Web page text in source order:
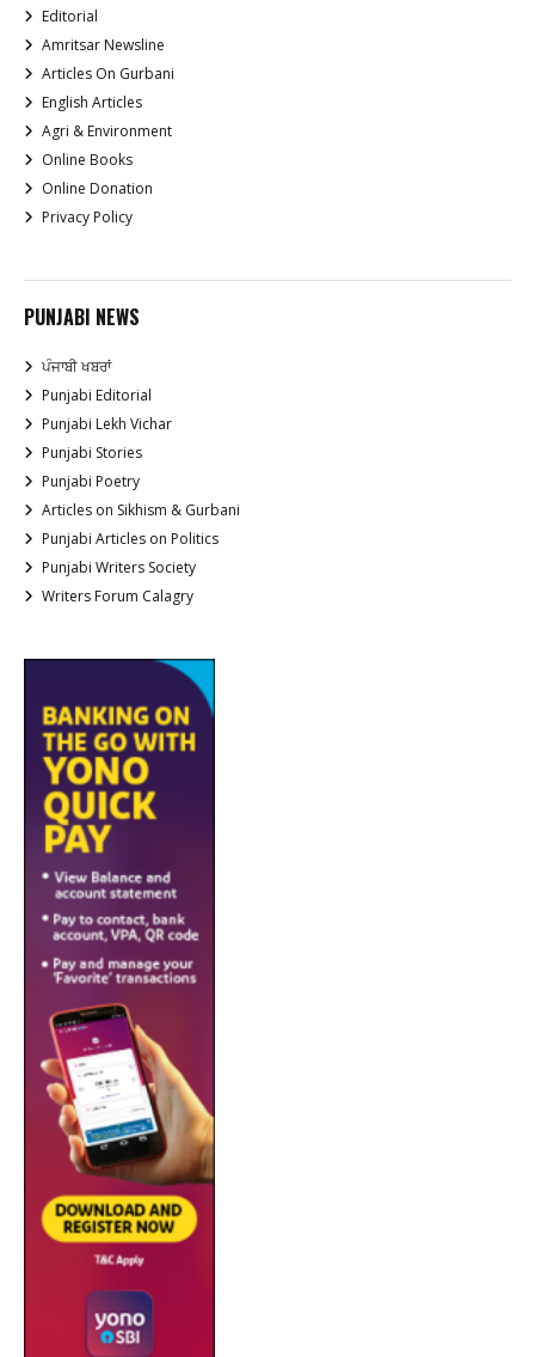
Editorial
Amritsar Newsline
Articles On Gurbani
English Articles
Agri & Environment
Online Books
Online Donation
Privacy Policy
PUNJABI NEWS
ਪੰਜਾਬੀ ਖਬਰਾਂ
Punjabi Editorial
Punjabi Lekh Vichar
Punjabi Stories
Punjabi Poetry
Articles on Sikhism & Gurbani
Punjabi Articles on Politics
Punjabi Writers Society
Writers Forum Calagry